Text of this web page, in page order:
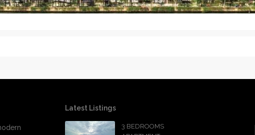
Latest Listings
3 BEDROOMS